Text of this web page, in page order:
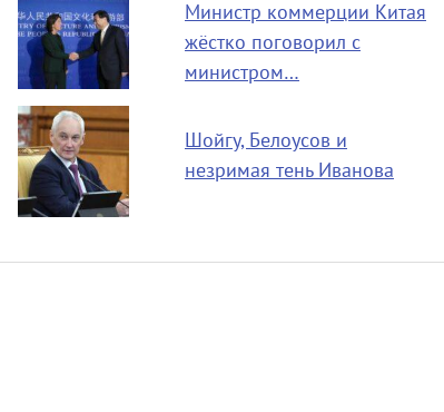
Министр коммерции Китая
жёстко поговорил с
министром…
Шойгу, Белоусов и
незримая тень Иванова